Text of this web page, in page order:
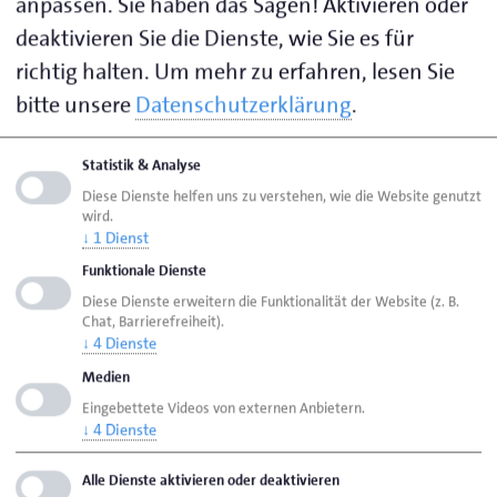
Tanja
166
luebeck.de
Gaede,
Petra
0431 53332-
pgaede@hwk-
luebeck.de
Karu, Julia 041214739 281 jkaru@hwk-luebeck.de
Seite empfehlen
Seite drucken
aktualisiert am 11. März 2026
HWK Lübeck Ansprechpersonen
Berufsorientierung
deaktivieren Sie die Dienste, wie Sie es für
richtig halten. Um mehr zu erfahren, lesen Sie
bitte unsereDatenschutzerklärung.
Statistik & Analyse
Diese Dienste helfen uns zu verstehen, wie die Website genutzt
wird.
↓ 1 Dienst
Funktionale Dienste
Diese Dienste erweitern die Funktionalität der Website (z. B.
Chat, Barrierefreiheit).
↓ 4 Dienste
Medien
Eingebettete Videos von externen Anbietern.
↓ 4 Dienste
Alle Dienste aktivieren oder deaktivieren